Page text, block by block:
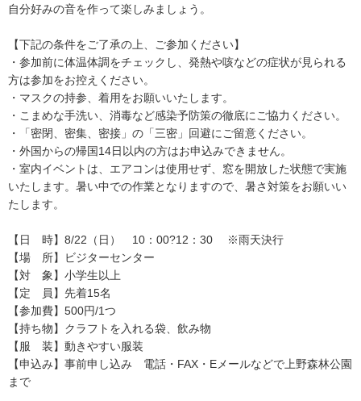
自分好みの音を作って楽しみましょう。
【下記の条件をご了承の上、ご参加ください】
・参加前に体温体調をチェックし、発熱や咳などの症状が見られる
方は参加をお控えください。
・マスクの持参、着用をお願いいたします。
・こまめな手洗い、消毒など感染予防策の徹底にご協力ください。
・「密閉、密集、密接」の「三密」回避にご留意ください。
・外国からの帰国14日以内の方はお申込みできません。
・室内イベントは、エアコンは使用せず、窓を開放した状態で実施
いたします。暑い中での作業となりますので、暑さ対策をお願いい
たします。
【日 時】8/22（日） 10：00?12：30 ※雨天決行
【場 所】ビジターセンター
【対 象】小学生以上
【定 員】先着15名
【参加費】500円/1つ
【持ち物】クラフトを入れる袋、飲み物
【服 装】動きやすい服装
【申込み】事前申し込み 電話・FAX・Eメールなどで上野森林公園
まで